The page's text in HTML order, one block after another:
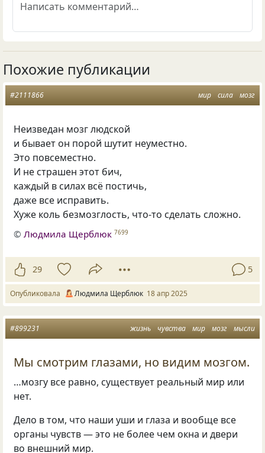
Похожие публикации
мир сила мозг
#2111866
Неизведан мозг людской
и бывает он порой шутит неуместно.
Это повсеместно.
И не страшен этот бич,
каждый в силах всё постичь,
даже все исправить.
Хуже коль безмозглость, что-то сделать сложно.
©Людмила Щерблюк 7699
29 5
Опубликовала Людмила Щерблюк 18 апр 2025
жизнь чувства мир мозг мысли
#899231
Мы смотрим глазами, но видим мозгом.
…мозгу все равно, существует реальный мир или
нет.
Дело в том, что наши уши и глаза и вообще все
органы чувств — это не более чем окна и двери
во внешний мир.